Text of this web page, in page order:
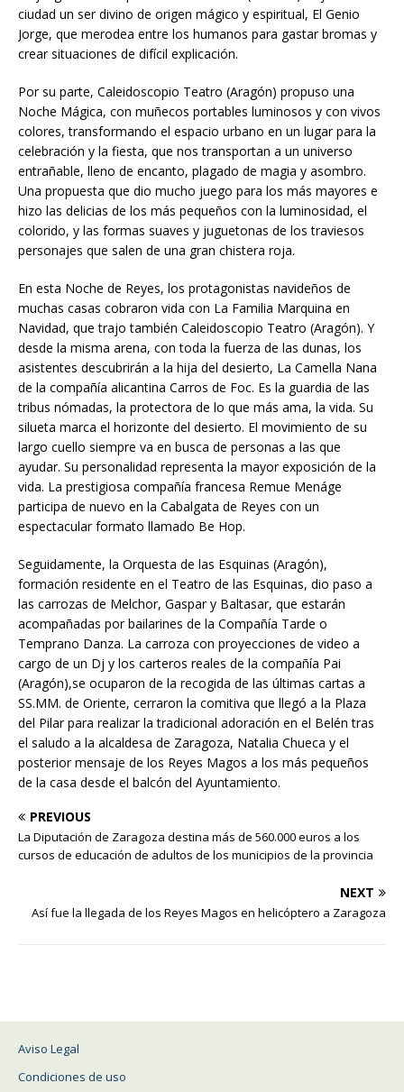
ciudad un ser divino de origen mágico y espiritual, El Genio
Jorge, que merodea entre los humanos para gastar bromas y
crear situaciones de difícil explicación.
Por su parte, Caleidoscopio Teatro (Aragón) propuso una
Noche Mágica, con muñecos portables luminosos y con vivos
colores, transformando el espacio urbano en un lugar para la
celebración y la fiesta, que nos transportan a un universo
entrañable, lleno de encanto, plagado de magia y asombro.
Una propuesta que dio mucho juego para los más mayores e
hizo las delicias de los más pequeños con la luminosidad, el
colorido, y las formas suaves y juguetonas de los traviesos
personajes que salen de una gran chistera roja.
En esta Noche de Reyes, los protagonistas navideños de
muchas casas cobraron vida con La Familia Marquina en
Navidad, que trajo también Caleidoscopio Teatro (Aragón). Y
desde la misma arena, con toda la fuerza de las dunas, los
asistentes descubrirán a la hija del desierto, La Camella Nana
de la compañía alicantina Carros de Foc. Es la guardia de las
tribus nómadas, la protectora de lo que más ama, la vida. Su
silueta marca el horizonte del desierto. El movimiento de su
largo cuello siempre va en busca de personas a las que
ayudar. Su personalidad representa la mayor exposición de la
vida. La prestigiosa compañía francesa Remue Menáge
participa de nuevo en la Cabalgata de Reyes con un
espectacular formato llamado Be Hop.
Seguidamente, la Orquesta de las Esquinas (Aragón),
formación residente en el Teatro de las Esquinas, dio paso a
las carrozas de Melchor, Gaspar y Baltasar, que estarán
acompañadas por bailarines de la Compañía Tarde o
Temprano Danza. La carroza con proyecciones de video a
cargo de un Dj y los carteros reales de la compañía Pai
(Aragón),se ocuparon de la recogida de las últimas cartas a
SS.MM. de Oriente, cerraron la comitiva que llegó a la Plaza
del Pilar para realizar la tradicional adoración en el Belén tras
el saludo a la alcaldesa de Zaragoza, Natalia Chueca y el
posterior mensaje de los Reyes Magos a los más pequeños
de la casa desde el balcón del Ayuntamiento.
PREVIOUS
La Diputación de Zaragoza destina más de 560.000 euros a los
cursos de educación de adultos de los municipios de la provincia
NEXT
Así fue la llegada de los Reyes Magos en helicóptero a Zaragoza
Aviso Legal
Condiciones de uso